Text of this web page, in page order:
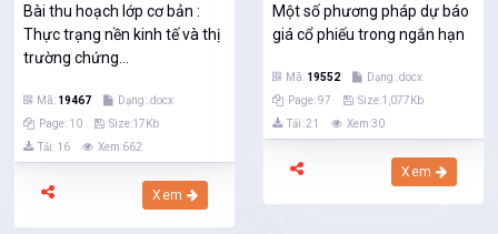
Bài thu hoạch lớp cơ bản :
Thực trạng nền kinh tế và thị
trường chứng...
Mã: 19467
Dạng:.docx
Page: 10
Size:17Kb
Tải: 16
Xem:662
Xem
Một số phương pháp dự báo
giá cổ phiếu trong ngắn hạn
Mã: 19552
Dạng:.docx
Page: 97
Size:1,077Kb
Tải: 21
Xem:30
Xem